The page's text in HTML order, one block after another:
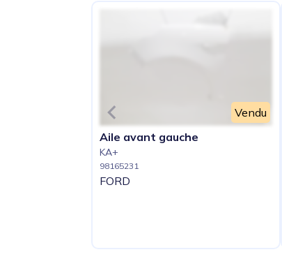
Vendu
Aile avant gauche
KA+
98165231
FORD